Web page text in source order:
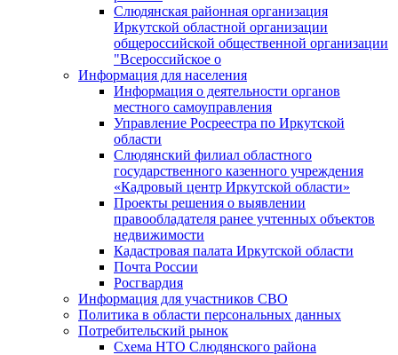
Слюдянская районная организация
Иркутской областной организации
общероссийской общественной организации
"Всероссийское о
Информация для населения
Информация о деятельности органов
местного самоуправления
Управление Росреестра по Иркутской
области
Слюдянский филиал областного
государственного казенного учреждения
«Кадровый центр Иркутской области»
Проекты решения о выявлении
правообладателя ранее учтенных объектов
недвижимости
Кадастровая палата Иркутской области
Почта России
Росгвардия
Информация для участников СВО
Политика в области персональных данных
Потребительский рынок
Схема НТО Слюдянского района